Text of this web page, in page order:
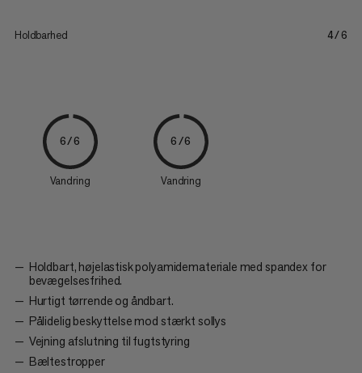
Holdbarhed 4/6
6/6
Vandring
6/6
Vandring
Holdbart, højelastisk polyamidemateriale med spandex for
bevægelsesfrihed.
Hurtigt tørrende og åndbart.
Pålidelig beskyttelse mod stærkt sollys
Vejning afslutning til fugtstyring
Bæltestropper